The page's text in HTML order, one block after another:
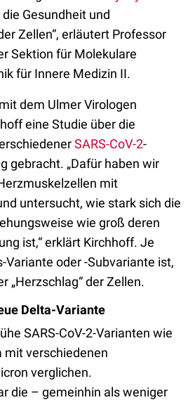
Gesundheit und
Zellen“, erläutert Professor
Sektion für Molekulare
für Innere Medizin II.
dem Ulmer Virologen
eine Studie über die
SARS-CoV-2-
gebracht. „Dafür haben wir
mit
untersucht, wie stark sich die
wie groß deren
ist,“ erklärt Kirchhoff. Je
Variante oder -Subvariante ist,
„Herzschlag“ der Zellen.
Delta-Variante
SARS-CoV-2-Varianten wie
mit verschiedenen
verglichen.
die – gemeinhin als weniger